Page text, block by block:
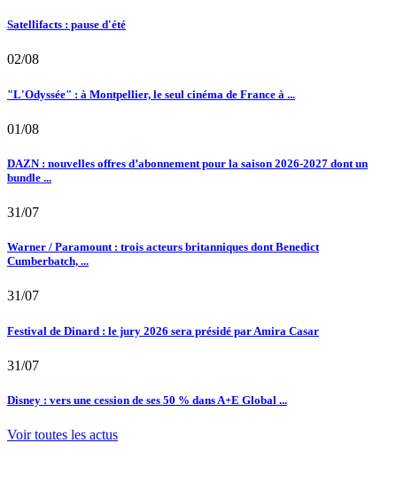
Satellifacts : pause d'été
02/08
"L'Odyssée" : à Montpellier, le seul cinéma de France à ...
01/08
DAZN : nouvelles offres d’abonnement pour la saison 2026-2027 dont un
bundle ...
31/07
Warner / Paramount : trois acteurs britanniques dont Benedict
Cumberbatch, ...
31/07
Festival de Dinard : le jury 2026 sera présidé par Amira Casar
31/07
Disney : vers une cession de ses 50 % dans A+E Global ...
Voir toutes les actus